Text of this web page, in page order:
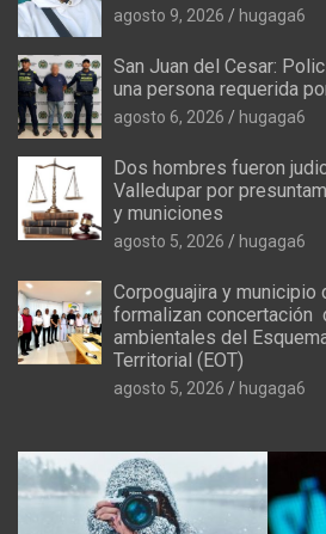
agosto 9, 2026 hugaga6
San Juan del Cesar:
una persona requerida
agosto 6, 2026 hugaga6
Dos hombres fueron
Valledupar por
y municiones
agosto 5, 2026 hugaga6
Corpoguajira y municipio
formalizan concertación
ambientales del
Territorial (EOT)
agosto 5, 2026 hugaga6